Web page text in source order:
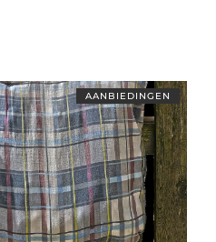
AANBIEDINGEN